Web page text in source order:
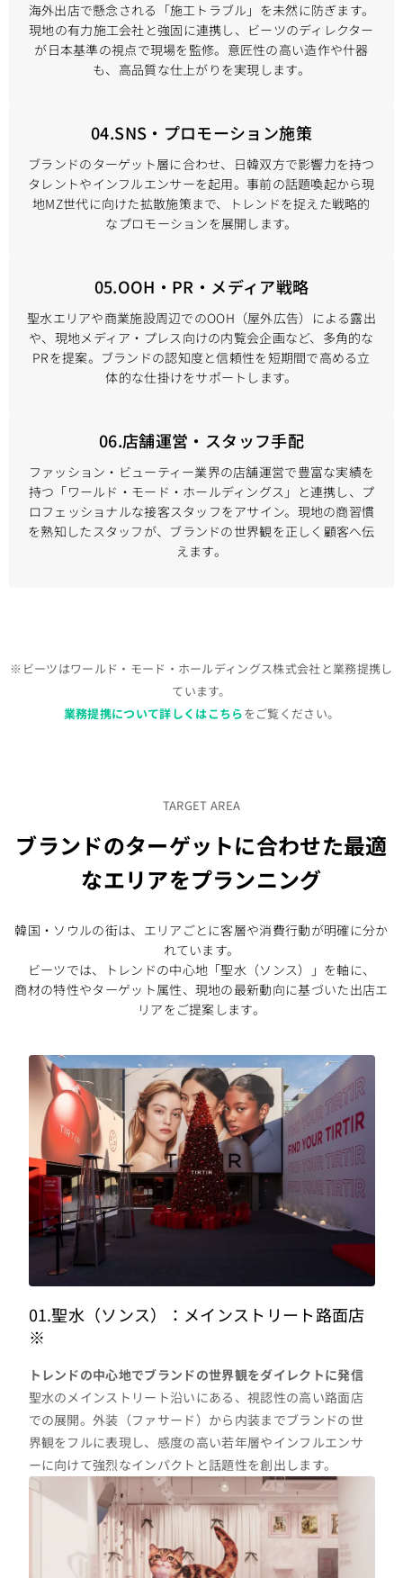
海外出店で懸念される「施工トラブル」を未然に防ぎます。
現地の有力施工会社と強固に連携し、ビーツのディレクター
が日本基準の視点で現場を監修。意匠性の高い造作や什器
も、高品質な仕上がりを実現します。
04.SNS・プロモーション施策
ブランドのターゲット層に合わせ、日韓双方で影響力を持つ
タレントやインフルエンサーを起用。事前の話題喚起から現
地MZ世代に向けた拡散施策まで、トレンドを捉えた戦略的
なプロモーションを展開します。
05.OOH・PR・メディア戦略
聖水エリアや商業施設周辺でのOOH（屋外広告）による露出
や、現地メディア・プレス向けの内覧会企画など、多角的な
PRを提案。ブランドの認知度と信頼性を短期間で高める立
体的な仕掛けをサポートします。
06.店舗運営・スタッフ手配
ファッション・ビューティー業界の店舗運営で豊富な実績を
持つ「ワールド・モード・ホールディングス」と連携し、プ
ロフェッショナルな接客スタッフをアサイン。現地の商習慣
を熟知したスタッフが、ブランドの世界観を正しく顧客へ伝
えます。
※ビーツはワールド・モード・ホールディングス株式会社と業務提携し
ています。
業務提携について詳しくはこちらをご覧ください。
TARGET AREA
ブランドのターゲットに合わせた最適
なエリアをプランニング
韓国・ソウルの街は、エリアごとに客層や消費行動が明確に分か
れています。
ビーツでは、トレンドの中心地「聖水（ソンス）」を軸に、
商材の特性やターゲット属性、現地の最新動向に基づいた出店エ
リアをご提案します。
01.聖水（ソンス）：メインストリート路面店
※
トレンドの中心地でブランドの世界観をダイレクトに発信
聖水のメインストリート沿いにある、視認性の高い路面店
での展開。外装（ファサード）から内装までブランドの世
界観をフルに表現し、感度の高い若年層やインフルエンサ
ーに向けて強烈なインパクトと話題性を創出します。